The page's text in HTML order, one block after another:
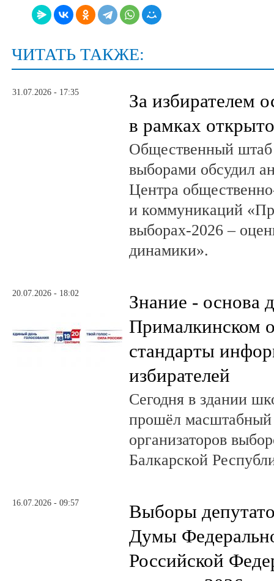
ЧИТАТЬ ТАКЖЕ:
31.07.2026 - 17:35
За избирателем
в рамках
Общественный
выборами обсудил
Центра
и коммуникаций
выборах-2026 –
динамики».
20.07.2026 - 18:02
Знание - основа
Прималкинском
стандарты
избирателей
Сегодня в здании
прошёл
организаторов
Балкарской
16.07.2026 - 09:57
Выборы
Думы
Российской